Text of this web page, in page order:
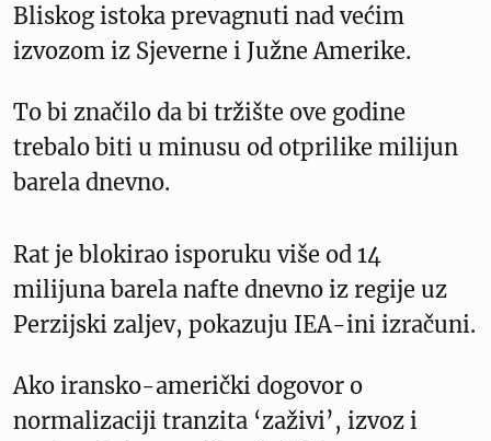
Bliskog istoka prevagnuti nad većim
izvozom iz Sjeverne i Južne Amerike.
To bi značilo da bi tržište ove godine
trebalo biti u minusu od otprilike milijun
barela dnevno.
Rat je blokirao isporuku više od 14
milijuna barela nafte dnevno iz regije uz
Perzijski zaljev, pokazuju IEA-ini izračuni.
Ako iransko-američki dogovor o
normalizaciji tranzita ‘zaživi’, izvoz i